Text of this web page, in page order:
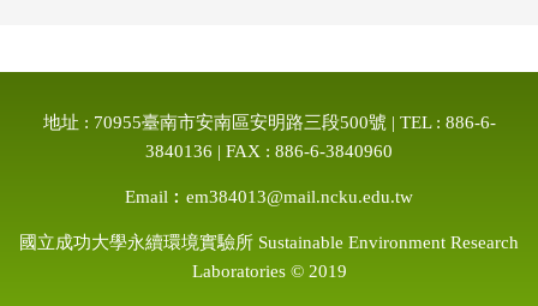
地址 : 70955臺南市安南區安明路三段500號 | TEL : 886-6-
3840136 | FAX : 886-6-3840960
Email︰em384013@mail.ncku.edu.tw
國立成功大學永續環境實驗所 Sustainable Environment Research
Laboratories © 2019